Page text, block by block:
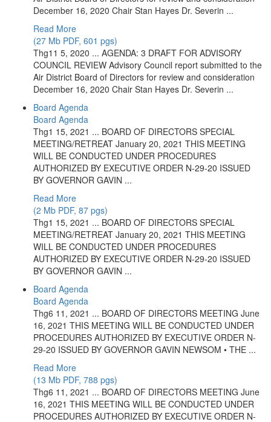
December 16, 2020 Chair Stan Hayes Dr. Severin ...
Read More
(27 Mb PDF, 601 pgs)
Thg11 5, 2020 ... AGENDA: 3 DRAFT FOR ADVISORY
COUNCIL REVIEW Advisory Council report submitted to the
Air District Board of Directors for review and consideration
December 16, 2020 Chair Stan Hayes Dr. Severin ...
Board Agenda
Board Agenda
Thg1 15, 2021 ... BOARD OF DIRECTORS SPECIAL
MEETING/RETREAT January 20, 2021 THIS MEETING
WILL BE CONDUCTED UNDER PROCEDURES
AUTHORIZED BY EXECUTIVE ORDER N-29-20 ISSUED
BY GOVERNOR GAVIN ...
Read More
(2 Mb PDF, 87 pgs)
Thg1 15, 2021 ... BOARD OF DIRECTORS SPECIAL
MEETING/RETREAT January 20, 2021 THIS MEETING
WILL BE CONDUCTED UNDER PROCEDURES
AUTHORIZED BY EXECUTIVE ORDER N-29-20 ISSUED
BY GOVERNOR GAVIN ...
Board Agenda
Board Agenda
Thg6 11, 2021 ... BOARD OF DIRECTORS MEETING June
16, 2021 THIS MEETING WILL BE CONDUCTED UNDER
PROCEDURES AUTHORIZED BY EXECUTIVE ORDER N-
29-20 ISSUED BY GOVERNOR GAVIN NEWSOM • THE ...
Read More
(13 Mb PDF, 788 pgs)
Thg6 11, 2021 ... BOARD OF DIRECTORS MEETING June
16, 2021 THIS MEETING WILL BE CONDUCTED UNDER
PROCEDURES AUTHORIZED BY EXECUTIVE ORDER N-